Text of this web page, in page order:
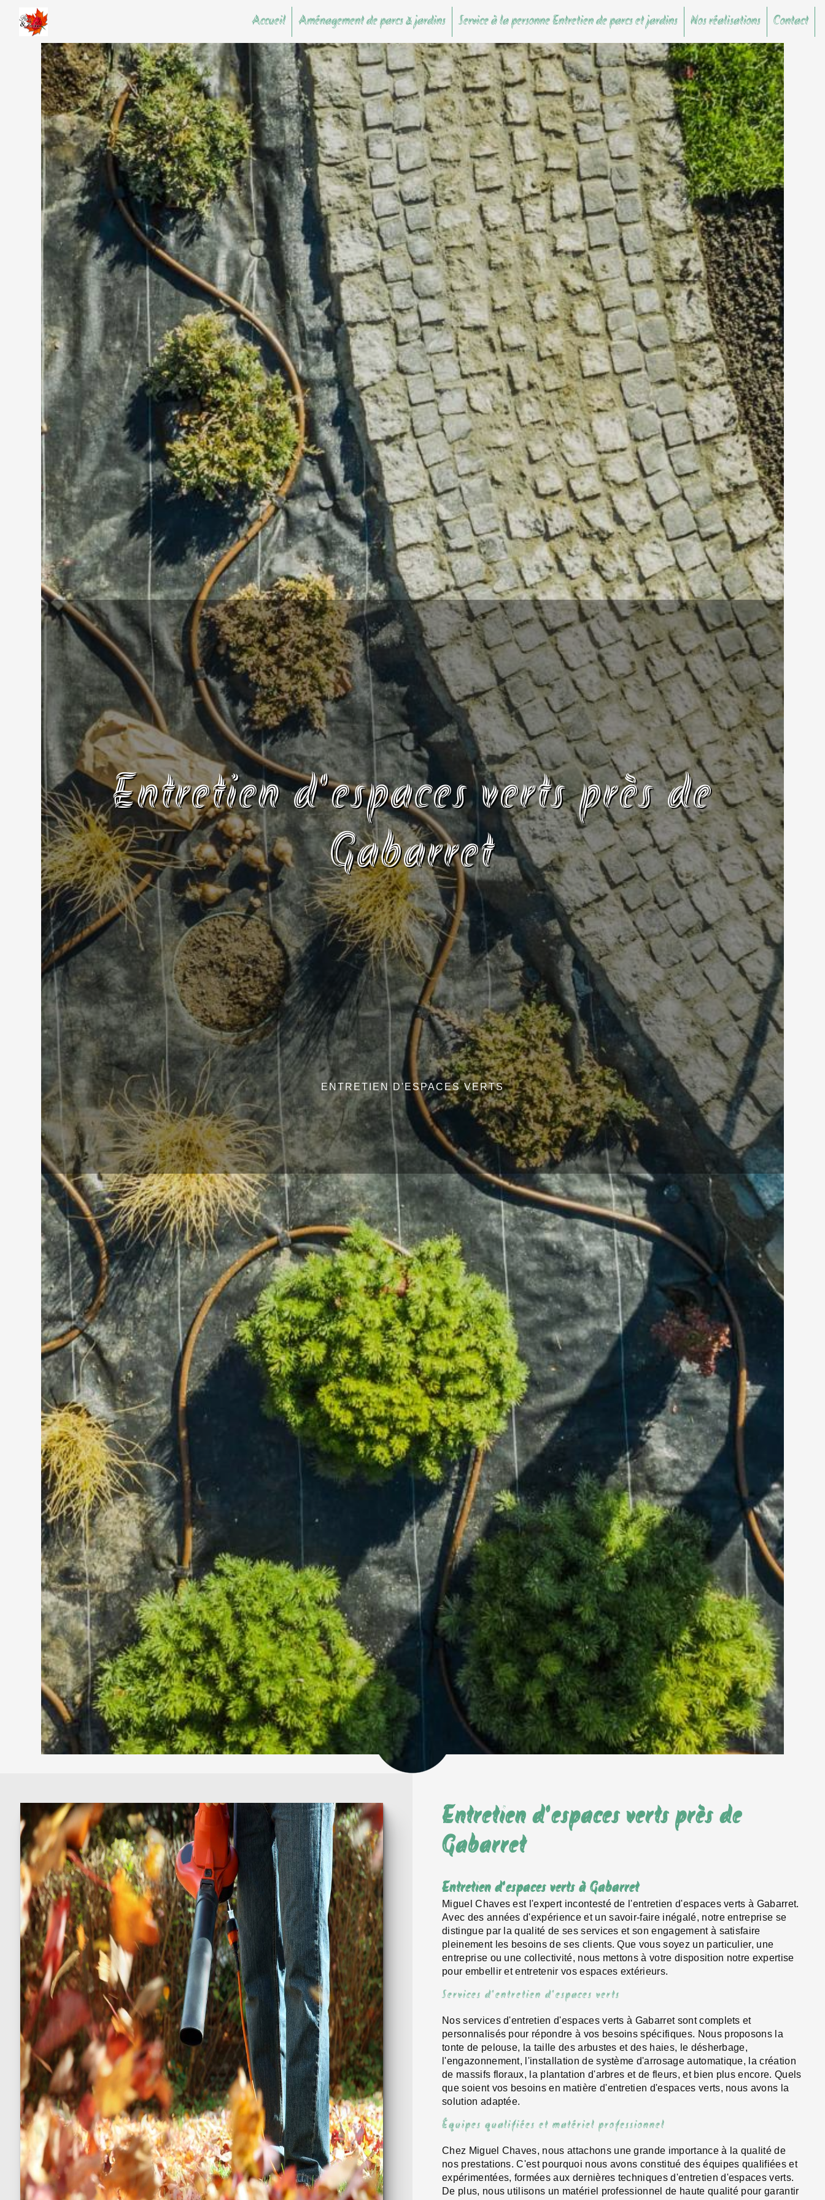
Accueil Aménagement de parcs & jardins Service à la personne Entretien de parcs et jardins Nos réalisations Contact
Entretien d'espaces verts près de
Gabarret
ENTRETIEN D'ESPACES VERTS
Entretien d'espaces verts près de
Gabarret
Entretien d'espaces verts à Gabarret
Miguel Chaves est l'expert incontesté de l'entretien d'espaces verts à Gabarret.
Avec des années d'expérience et un savoir-faire inégalé, notre entreprise se
distingue par la qualité de ses services et son engagement à satisfaire
pleinement les besoins de ses clients. Que vous soyez un particulier, une
entreprise ou une collectivité, nous mettons à votre disposition notre expertise
pour embellir et entretenir vos espaces extérieurs.
Services d'entretien d'espaces verts
Nos services d'entretien d'espaces verts à Gabarret sont complets et
personnalisés pour répondre à vos besoins spécifiques. Nous proposons la
tonte de pelouse, la taille des arbustes et des haies, le désherbage,
l'engazonnement, l'installation de système d'arrosage automatique, la création
de massifs floraux, la plantation d'arbres et de fleurs, et bien plus encore. Quels
que soient vos besoins en matière d'entretien d'espaces verts, nous avons la
solution adaptée.
Équipes qualifiées et matériel professionnel
Chez Miguel Chaves, nous attachons une grande importance à la qualité de
nos prestations. C'est pourquoi nous avons constitué des équipes qualifiées et
expérimentées, formées aux dernières techniques d'entretien d'espaces verts.
De plus, nous utilisons un matériel professionnel de haute qualité pour garantir
Panneau de gestion des cookies